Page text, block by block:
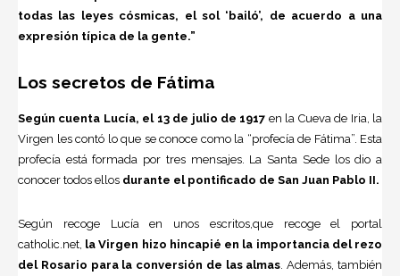
todas las leyes cósmicas, el sol ‘bailó’, de acuerdo a una
expresión típica de la gente.”
Los secretos de Fátima
Según cuenta Lucía, el 13 de julio de 1917 en la Cueva de Iria, la
Virgen les contó lo que se conoce como la “profecía de Fátima”. Esta
profecía está formada por tres mensajes. La Santa Sede los dio a
conocer todos ellos durante el pontificado de San Juan Pablo II.
Según recoge Lucía en unos escritos,que recoge el portal
catholic.net, la Virgen hizo hincapié en la importancia del rezo
del Rosario para la conversión de las almas. Además, también